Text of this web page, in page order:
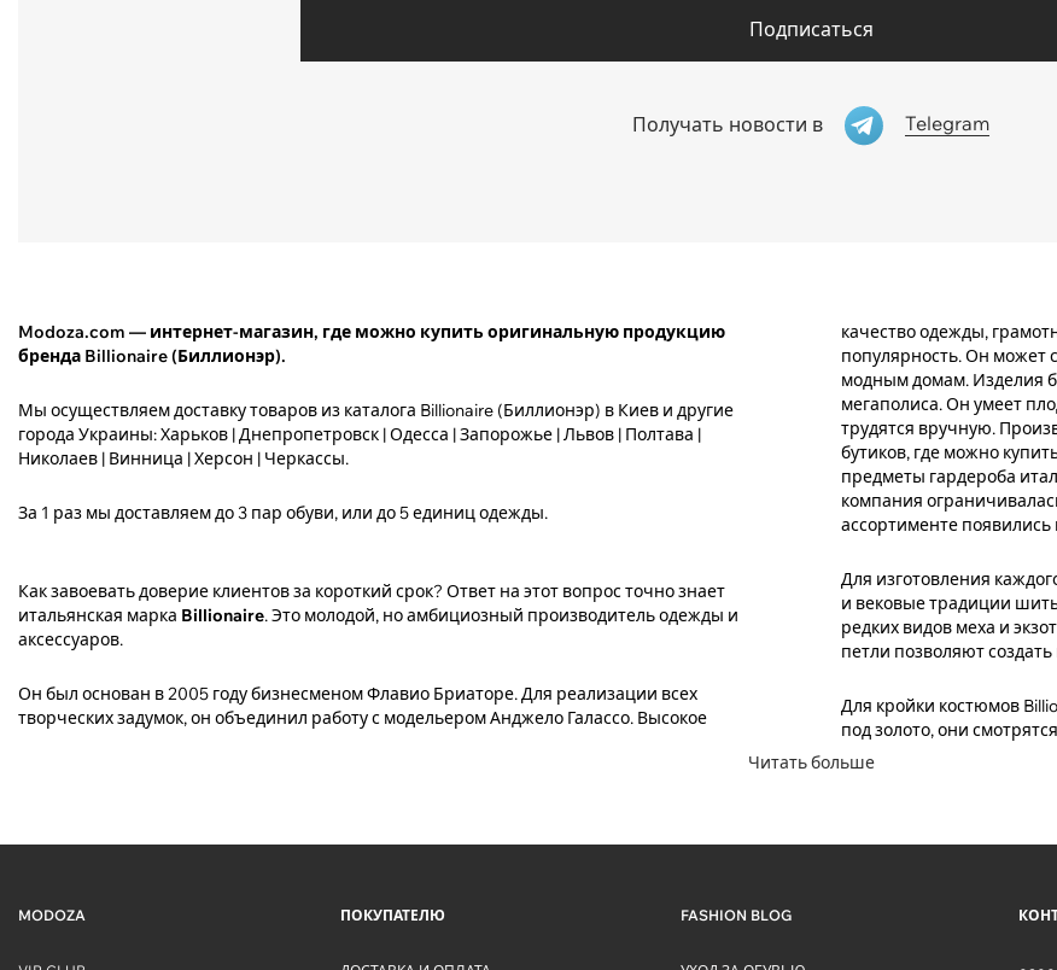
Подписаться
Получать новости в Telegram
Modoza.com — интернет-магазин, где можно купить оригинальную продукцию
бренда Billionaire (Биллионэр).
Мы осуществляем доставку товаров из каталога Billionaire (Биллионэр) в Киев и другие
города Украины: Харьков | Днепропетровск | Одесса | Запорожье | Львов | Полтава |
Николаев | Винница | Херсон | Черкассы.
За 1 раз мы доставляем до 3 пар обуви, или до 5 единиц одежды.
Как завоевать доверие клиентов за короткий срок? Ответ на этот вопрос точно знает
итальянская марка Billionaire. Это молодой, но амбициозный производитель одежды и
аксессуаров.
Он был основан в 2005 году бизнесменом Флавио Бриаторе. Для реализации всех
творческих задумок, он объединил работу с модельером Анджело Галассо. Высокое
качество одежды,
популярность. Он может
модным домам. Изделия
мегаполиса. Он умеет
трудятся вручную.
бутиков, где можно
предметы гардероба
компания
ассортименте
Для изготовления
и вековые традиции
редких видов меха и
петли позволяют
Для кройки костюмов
под золото, они
Читать больше
MODOZA ПОКУПАТЕЛЮ FASHION BLOG